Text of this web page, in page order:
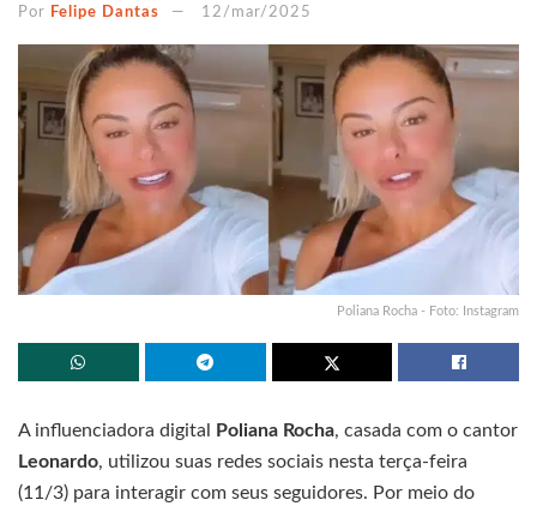
Por Felipe Dantas 12/mar/2025
Poliana Rocha - Foto: Instagram
A influenciadora digital Poliana Rocha, casada com o cantor
Leonardo, utilizou suas redes sociais nesta terça-feira
(11/3) para interagir com seus seguidores. Por meio do